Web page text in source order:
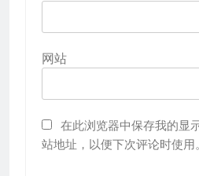
网站
在此浏览器中保存我的显
站地址，以便下次评论时使用。